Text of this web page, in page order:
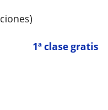
1ª clase gratis